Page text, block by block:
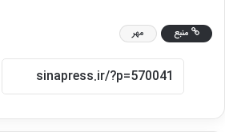
منبع مهر